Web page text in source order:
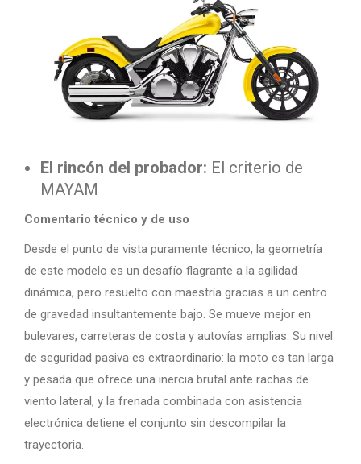
El rincón del probador: El criterio de
MAYAM
Comentario técnico y de uso
Desde el punto de vista puramente técnico, la geometría
de este modelo es un desafío flagrante a la agilidad
dinámica, pero resuelto con maestría gracias a un centro
de gravedad insultantemente bajo. Se mueve mejor en
bulevares, carreteras de costa y autovías amplias. Su nivel
de seguridad pasiva es extraordinario: la moto es tan larga
y pesada que ofrece una inercia brutal ante rachas de
viento lateral, y la frenada combinada con asistencia
electrónica detiene el conjunto sin descompilar la
trayectoria.